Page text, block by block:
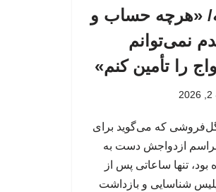
۳۱ ساله/ «هرچه حساب و
نمی‌توانم
را تأمین کنم»
یک گل‌فروشی که می‌گوید برای
ازدواجش دست به
تنها ساعاتی پس از
شناسایی و بازداشت